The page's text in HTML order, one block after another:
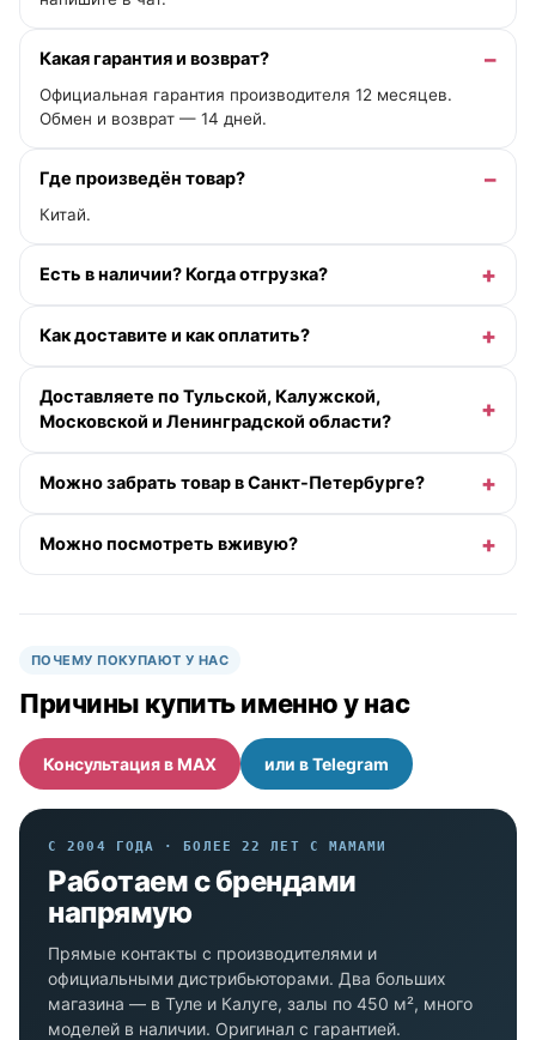
Какая гарантия и возврат?
Официальная гарантия производителя 12 месяцев.
Обмен и возврат — 14 дней.
Где произведён товар?
Китай.
Есть в наличии? Когда отгрузка?
Как доставите и как оплатить?
Доставляете по Тульской, Калужской,
Московской и Ленинградской области?
Можно забрать товар в Санкт-Петербурге?
Можно посмотреть вживую?
ПОЧЕМУ ПОКУПАЮТ У НАС
Причины купить именно у нас
Консультация в MAX или в Telegram
С 2004 ГОДА · БОЛЕЕ 22 ЛЕТ С МАМАМИ
Работаем с брендами
напрямую
Прямые контакты с производителями и
официальными дистрибьюторами. Два больших
магазина — в Туле и Калуге, залы по 450 м², много
моделей в наличии. Оригинал с гарантией.